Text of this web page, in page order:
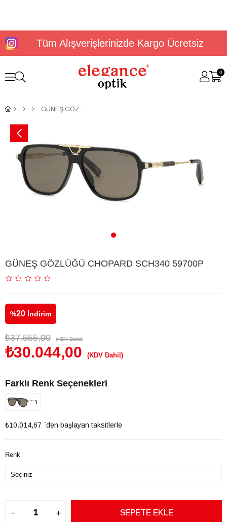
Tüm Alışverişlerinizde Kargo Ücretsiz
0
GÜNEŞ GÖZLÜĞÜ CHOPARD SCH340 59700P
GÜNEŞ GÖZLÜĞÜ CHOPARD SCH340 59700P
%20 İndirim
₺37.555,00 (KDV Dahil)
₺30.044,00 (KDV Dahil)
Farklı Renk Seçenekleri
₺10.014,67 `den başlayan taksitlerle
Renk